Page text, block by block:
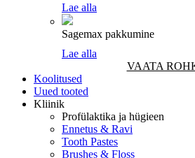
Lae alla
Sagemax pakkumine
Lae alla
VAATA
Koolitused
Uued tooted
Kliinik
Profülaktika ja hügieen
Ennetus & Ravi
Tooth Pastes
Brushes & Floss